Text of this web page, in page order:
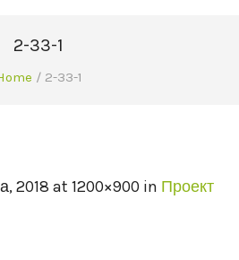
2-33-1
/ 2-33-1
2018 at 1200×900 in Проект